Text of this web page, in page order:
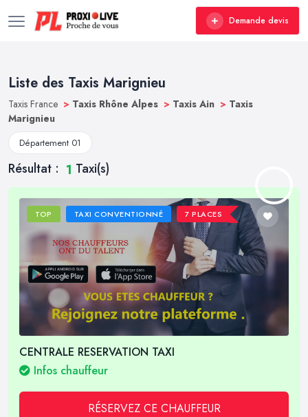
Demande devis
Liste des Taxis Marignieu
Taxis France > Taxis Rhône Alpes > Taxis Ain > Taxis
Marignieu
Département 01
Résultat : 1 Taxi(s)
TOP TAXI CONVENTIONNÉ 7 PLACES
CENTRALE RESERVATION TAXI
Infos chauffeur
RÉSERVEZ CE CHAUFFEUR